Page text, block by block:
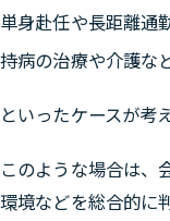
単身赴任や長距離通
持病の治療や介護な
といったケースが考
このような場合は、
環境などを総合的に